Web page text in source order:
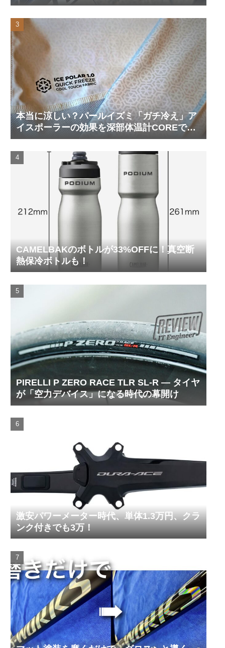
本当に涼しい？パールイズミ「ガチ冷え」ア
イスポーラーの効果を深部体温計COREで測
ってみた
CAMELBAKのボトルが33%OFFに！真空断
熱保冷ボトルも！
PIRELLI P ZERO RACE TLR SL-R ― タイヤ
が「空力デバイス」になる時代の幕開け
激安パワーメーター時代、単体1.3万円、クラ
ンク付きでも3万！